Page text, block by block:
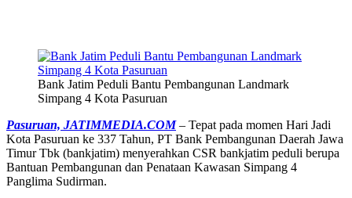
Bank Jatim Peduli Bantu Pembangunan Landmark
Simpang 4 Kota Pasuruan
Pasuruan, JATIMMEDIA.COM– Tepat pada momen Hari Jadi
Kota Pasuruan ke 337 Tahun, PT Bank Pembangunan Daerah Jawa
Timur Tbk (bankjatim) menyerahkan CSR bankjatim peduli berupa
Bantuan Pembangunan dan Penataan Kawasan Simpang 4
Panglima Sudirman.